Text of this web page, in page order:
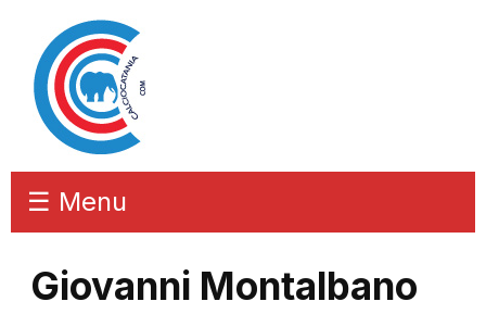
☰ Menu
Giovanni Montalbano